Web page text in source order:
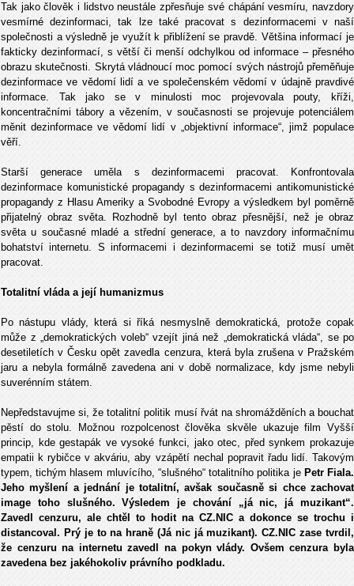
Tak jako člověk i lidstvo neustále zpřesňuje své chápání vesmíru, navzdory
vesmírné dezinformaci, tak lze také pracovat s dezinformacemi v naší
společnosti a výsledně je využít k přiblížení se pravdě. Většina informací je
fakticky dezinformací, s větší či menší odchylkou od informace – přesného
obrazu skutečnosti. Skrytá vládnoucí moc pomocí svých nástrojů přeměňuje
dezinformace ve vědomí lidí a ve společenském vědomí v údajně pravdivé
informace. Tak jako se v minulosti moc projevovala pouty, kříži,
koncentračními tábory a vězením, v současnosti se projevuje potenciálem
měnit dezinformace ve vědomí lidí v „objektivní informace“, jimž populace
věří.
Starší generace uměla s dezinformacemi pracovat. Konfrontovala
dezinformace komunistické propagandy s dezinformacemi antikomunistické
propagandy z Hlasu Ameriky a Svobodné Evropy a výsledkem byl poměrně
přijatelný obraz světa. Rozhodně byl tento obraz přesnější, než je obraz
světa u současné mladé a střední generace, a to navzdory informačnímu
bohatství internetu. S informacemi i dezinformacemi se totiž musí umět
pracovat.
Totalitní vláda a její humanizmus
Po nástupu vlády, která si říká nesmyslně demokratická, protože copak
může z „demokratických voleb“ vzejít jiná než „demokratická vláda“, se po
desetiletích v Česku opět zavedla cenzura, která byla zrušena v Pražském
jaru a nebyla formálně zavedena ani v době normalizace, kdy jsme nebyli
suverénním státem.
Nepředstavujme si, že totalitní politik musí řvát na shromážděních a bouchat
pěstí do stolu. Možnou rozpolcenost člověka skvěle ukazuje film Vyšší
princip, kde gestapák ve vysoké funkci, jako otec, před synkem prokazuje
empatii k rybičce v akváriu, aby vzápětí nechal popravit řadu lidí. Takovým
typem, tichým hlasem mluvícího, “slušného“ totalitního politika je Petr Fiala.
Jeho myšlení a jednání je totalitní, avšak současně si chce zachovat
image toho slušného. Výsledem je chování „já nic, já muzikant“.
Zavedl cenzuru, ale chtěl to hodit na CZ.NIC a dokonce se trochu i
distancoval. Prý je to na hraně (Já nic já muzikant). CZ.NIC zase tvrdil,
že cenzuru na internetu zavedl na pokyn vlády. Ovšem cenzura byla
zavedena bez jakéhokoliv právního podkladu.